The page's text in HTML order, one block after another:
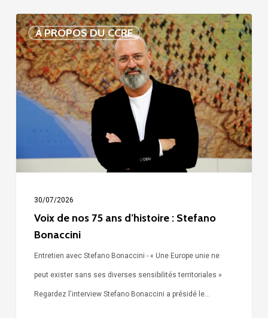
À PROPOS DU CCRE
Voix
de
nos
75
ans
d’histoire
Stefano
Bonaccini
30/07/2026
Voix de nos 75 ans d’histoire : Stefano
Bonaccini
Entretien avec Stefano Bonaccini - « Une Europe unie ne
peut exister sans ses diverses sensibilités territoriales »
Regardez l'interview Stefano Bonaccini a présidé le…